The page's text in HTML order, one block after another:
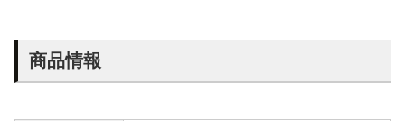
商品情報